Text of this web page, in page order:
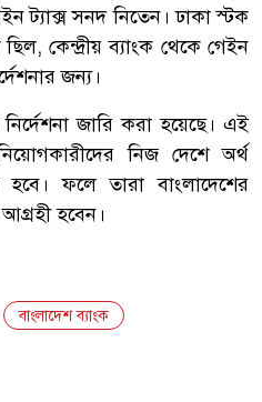
ট্যাক্স সনদ নিতেন। ঢাকা স্টক
কেন্দ্রীয় ব্যাংক থেকে গেইন
জন্য।
জারি করা হয়েছে। এই
নিজ দেশে অর্থ
ফলে তারা বাংলাদেশের
হবেন।
বাংলাদেশ ব্যাংক